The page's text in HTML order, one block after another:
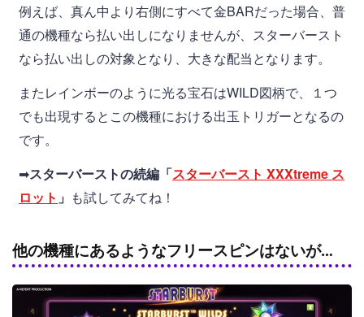
例えば、真ん中より右側にすべて金BARだった場合、普
通の機種なら払い出しになりませんが、スターバースト
なら払い出しの対象となり、大きな配当となります。
またレインボーのように光る宝石はWILD図柄で、１つ
でも出現するとこの機種における出玉トリガーとなるの
です。
➡スターバーストの続編「スターバースト XXXtreme ス
ロット 」 も試してみてね！
他の機種にあるようなフリースピンはないが…